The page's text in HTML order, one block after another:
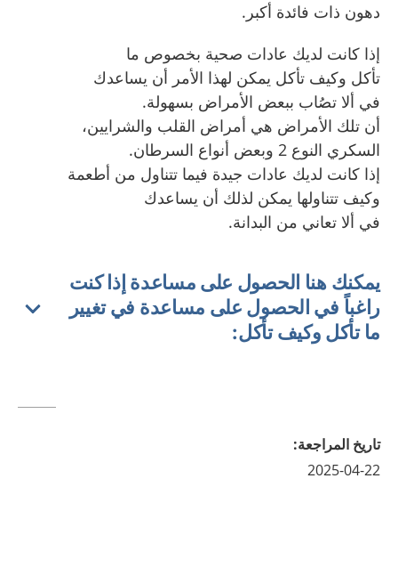
دهون ذات فائدة أكبر.
إذا كانت لديك عادات صحية بخصوص ما
تأكل وكيف تأكل يمكن لهذا الأمر أن يساعدك
في ألا تصُاب ببعض الأمراض بسهولة.
أن تلك الأمراض هي أمراض القلب والشرايين،
السكري النوع 2 وبعض أنواع السرطان.
إذا كانت لديك عادات جيدة فيما تتناول من أطعمة
وكيف تتناولها يمكن لذلك أن يساعدك
في ألا تعاني من البدانة.
يمكنك هنا الحصول على مساعدة إذا كنت
راغباً في الحصول على مساعدة في تغيير
ما تأكل وكيف تأكل:
تاريخ المراجعة:
2025-04-22